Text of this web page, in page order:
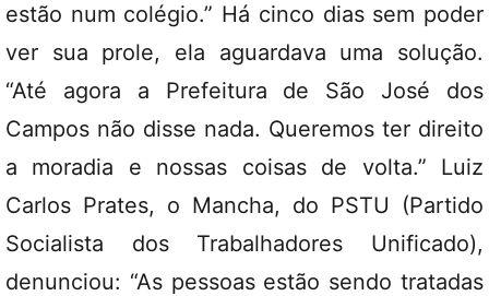
estão num colégio.” Há cinco dias sem poder
ver sua prole, ela aguardava uma solução.
“Até agora a Prefeitura de São José dos
Campos não disse nada. Queremos ter direito
a moradia e nossas coisas de volta.” Luiz
Carlos Prates, o Mancha, do PSTU (Partido
Socialista dos Trabalhadores Unificado),
denunciou: “As pessoas estão sendo tratadas